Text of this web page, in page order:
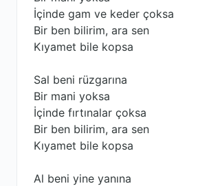
İçinde gam ve keder çoksa
Bir ben bilirim, ara sen
Kıyamet bile kopsa
Sal beni rüzgarına
Bir mani yoksa
İçinde fırtınalar çoksa
Bir ben bilirim, ara sen
Kıyamet bile kopsa
Al beni yine yanına